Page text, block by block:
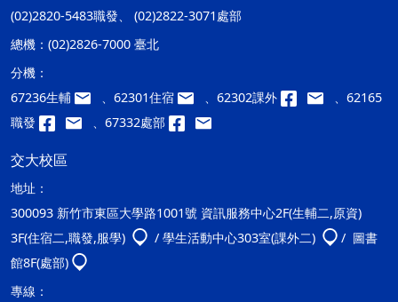
(02)2820-5483職發、 (02)2822-3071處部
總機： (02)2826-7000 臺北
分機：
67236生輔
、62301住宿 、62302課外
、62165
職發
、67332處部
交大校區
地址：
300093 新竹市東區大學路1001號 資訊服務中心2F(生輔二,原資)
3F(住宿二,職發,服學)
/ 學生活動中心303室(課外二)
/ 圖書
館8F(處部)
專線：